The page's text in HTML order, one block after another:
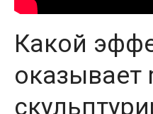
Какой
оказывает